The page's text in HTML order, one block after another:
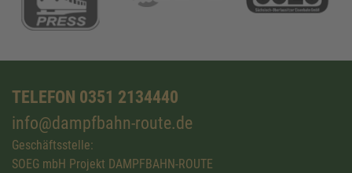
TELEFON 0351 2134440
info@dampfbahn-route.de
Geschäftsstelle:
SOEG mbH Projekt DAMPFBAHN-ROUTE